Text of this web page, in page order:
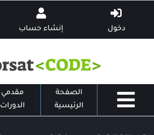
دخول إنشاء حساب
الصفحة
الرئيسية
مقدمي
الدورات